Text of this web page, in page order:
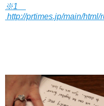
※1
http://prtimes.jp/main/